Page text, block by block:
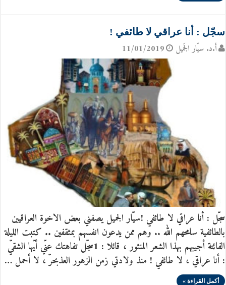
سجّل : أنا عراقي لا طائفي !
أ.د. سيّار الجَميل 11/01/2019
سجّل : أنا عراقي لا طائفي !سيّار الجميل يصفني بعض الاخوة العراقيين
بالطائفية سامحهم الله .. وهم ممن يدعون انفسهم بمثقفين .. كتبت الليلة
الفائتة أجيبهم بهذا الشعر المنثور ، قائلا : 1سجّل تفاهتك عنّي أيّها الشقيّ
: أنا عراقي ، لا طائفي ! منذ ولادتي زمن الزهور العذبحرّ ، لا أحمل …
أكمل القراءة »